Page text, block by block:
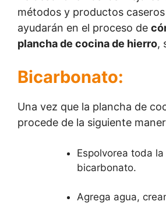
métodos y productos
ayudarán en el proceso de
plancha de cocina de hierro,
Bicarbonato:
Una vez que la plancha de
procede de la siguiente
Espolvorea toda
bicarbonato.
Agrega agua,